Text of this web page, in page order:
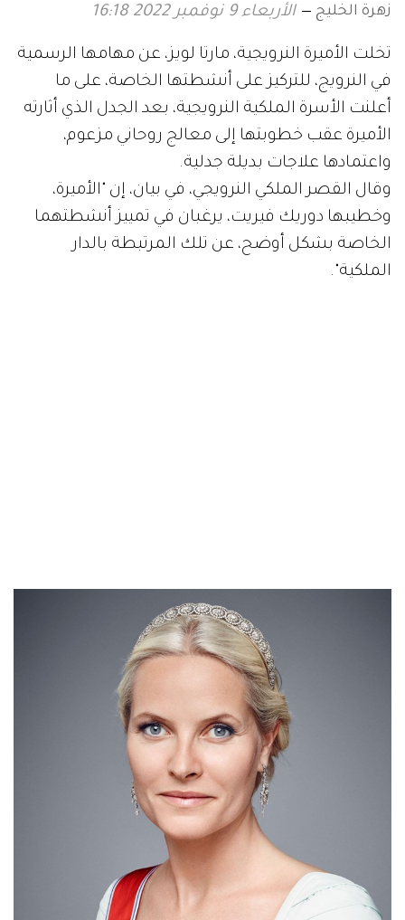
زهرة الخليج الأربعاء 9 نوفمبر 2022 16:18
تخلت الأميرة النرويجية، مارتا لويز، عن مهامها الرسمية
في النرويج، للتركيز على أنشطتها الخاصة، على ما
أعلنت الأسرة الملكية النرويجية، بعد الجدل الذي أثارته
الأميرة عقب خطوبتها إلى معالج روحاني مزعوم،
واعتمادها علاجات بديلة جدلية.
وقال القصر الملكي النرويجي، في بيان، إن "الأميرة،
وخطيبها دوريك فيريت، يرغبان في تمييز أنشطتهما
الخاصة بشكل أوضح، عن تلك المرتبطة بالدار
الملكية".